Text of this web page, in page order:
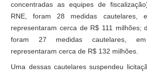
concentradas as equipes de
RNE, foram 28 medidas cautelares,
representaram cerca de R$ 111 milhões;
foram 27 medidas cautelares,
representaram cerca de R$ 132 milhões.
Uma dessas cautelares suspendeu